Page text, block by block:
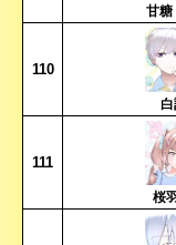
甘糖
110
111
桜